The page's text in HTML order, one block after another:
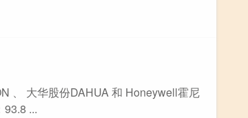
、 大华股份DAHUA 和 Honeywell霍尼
...